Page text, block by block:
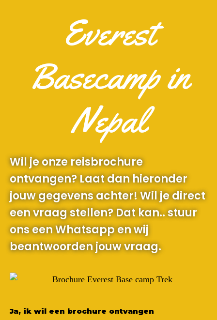
Everest
Basecamp in
Nepal
Wil je onze reisbrochure
ontvangen? Laat dan hieronder
jouw gegevens achter! Wil je direct
een vraag stellen? Dat kan.. stuur
ons een Whatsapp en wij
beantwoorden jouw vraag.
Ja, ik wil een brochure ontvangen